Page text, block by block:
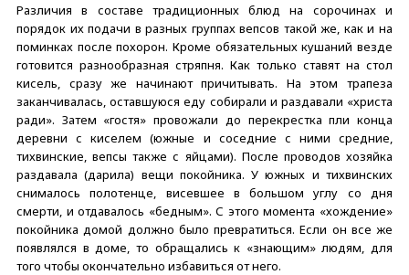
Различия в составе традиционных блюд на сорочинах и
порядок их подачи в разных группах вепсов такой же, как и на
поминках после похорон. Кроме обязательных кушаний везде
готовится разнообразная стряпня. Как только ставят на стол
кисель, сразу же начинают причитывать. На этом трапеза
заканчивалась, оставшуюся еду собирали и раздавали «христа
ради». Затем «гостя» провожали до перекрестка пли конца
деревни с киселем (южные и соседние с ними средние,
тихвинские, вепсы также с яйцами). После проводов хозяйка
раздавала (дарила) вещи покойника. У южных и тихвинских
снималось полотенце, висевшее в большом углу со дня
смерти, и отдавалось «бедным». С этого момента «хождение»
покойника домой должно было превратиться. Если он все же
появлялся в доме, то обращались к «знающим» людям, для
того чтобы окончательно избавиться от него.